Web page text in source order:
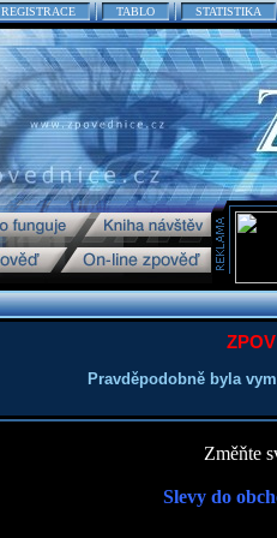
REGISTRACE TABLO STATISTIKA
Pravděpodobně byla
Změňte
Slevy do